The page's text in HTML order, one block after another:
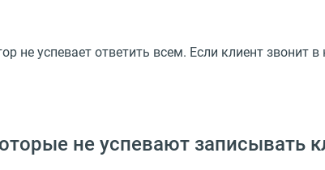
не успевает ответить всем. Если клиент звонит
не успевают записывать